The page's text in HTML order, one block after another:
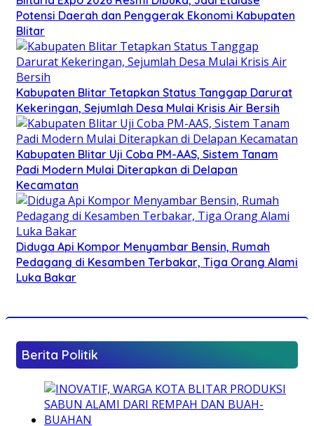
Potensi Daerah dan Penggerak Ekonomi Kabupaten
Blitar
Kabupaten Blitar Tetapkan Status Tanggap Darurat
Kekeringan, Sejumlah Desa Mulai Krisis Air Bersih
Kabupaten Blitar Uji Coba PM-AAS, Sistem Tanam
Padi Modern Mulai Diterapkan di Delapan
Kecamatan
Diduga Api Kompor Menyambar Bensin, Rumah
Pedagang di Kesamben Terbakar, Tiga Orang Alami
Luka Bakar
Berita Politik